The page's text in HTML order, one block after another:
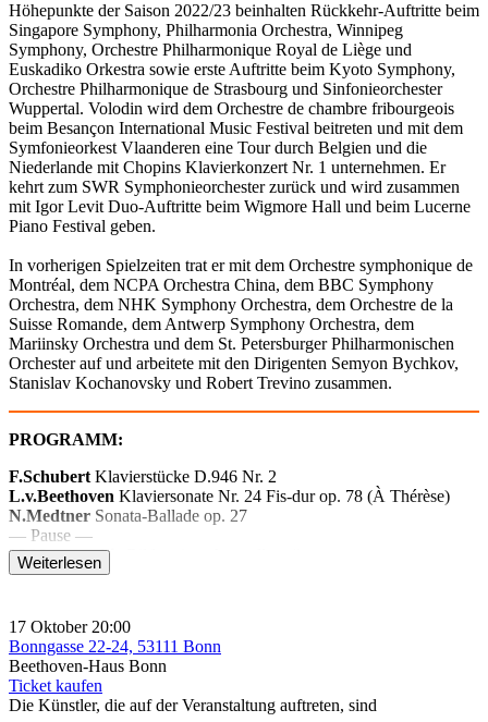
Höhepunkte der Saison 2022/23 beinhalten Rückkehr-Auftritte beim
Singapore Symphony, Philharmonia Orchestra, Winnipeg
Symphony, Orchestre Philharmonique Royal de Liège und
Euskadiko Orkestra sowie erste Auftritte beim Kyoto Symphony,
Orchestre Philharmonique de Strasbourg und Sinfonieorchester
Wuppertal. Volodin wird dem Orchestre de chambre fribourgeois
beim Besançon International Music Festival beitreten und mit dem
Symfonieorkest Vlaanderen eine Tour durch Belgien und die
Niederlande mit Chopins Klavierkonzert Nr. 1 unternehmen. Er
kehrt zum SWR Symphonieorchester zurück und wird zusammen
mit Igor Levit Duo-Auftritte beim Wigmore Hall und beim Lucerne
Piano Festival geben.
In vorherigen Spielzeiten trat er mit dem Orchestre symphonique de
Montréal, dem NCPA Orchestra China, dem BBC Symphony
Orchestra, dem NHK Symphony Orchestra, dem Orchestre de la
Suisse Romande, dem Antwerp Symphony Orchestra, dem
Mariinsky Orchestra und dem St. Petersburger Philharmonischen
Orchester auf und arbeitete mit den Dirigenten Semyon Bychkov,
Stanislav Kochanovsky und Robert Trevino zusammen.
PROGRAMM:
F.Schubert Klavierstücke D.946 Nr. 2
L.v.Beethoven Klaviersonate Nr. 24 Fis-dur op. 78 (À Thérèse)
N.Medtner Sonata-Ballade op. 27
— Pause —
M.Mussorgski
Weiterlesen
17 Oktober 20:00
Bonngasse 22-24, 53111 Bonn
Beethoven-Haus Bonn
Ticket kaufen
Die Künstler, die auf der Veranstaltung auftreten, sind